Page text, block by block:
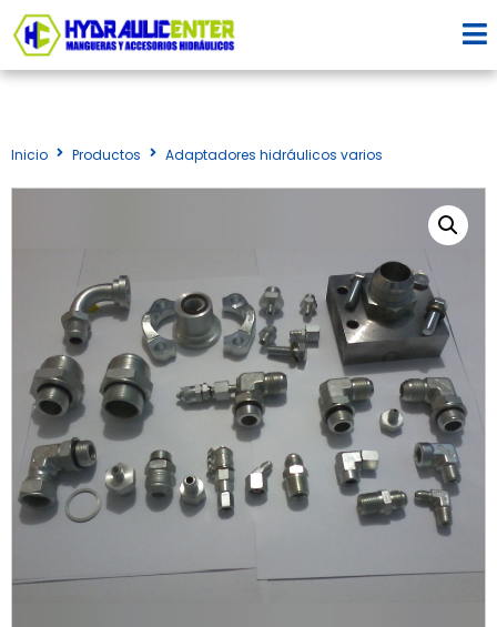
Inicio Productos Adaptadores hidráulicos varios